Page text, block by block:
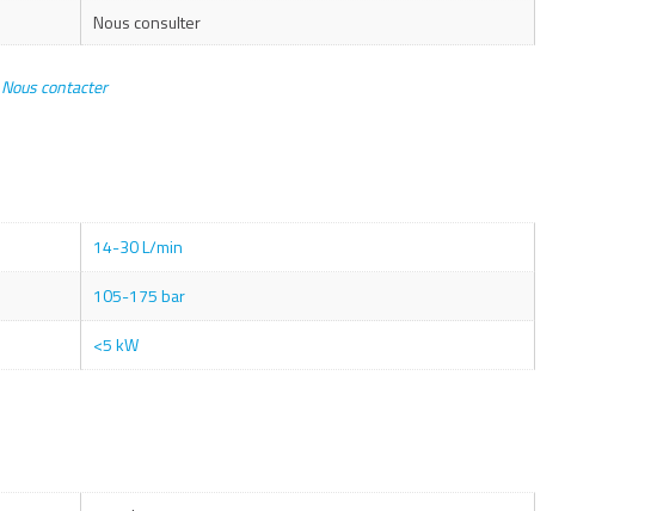
Nous consulter
Nous contacter
14-30 L/min
105-175 bar
<5 kW